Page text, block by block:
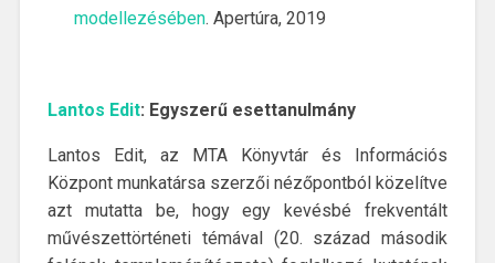
modellezésében. Apertúra, 2019
Lantos Edit: Egyszerű esettanulmány
Lantos Edit, az MTA Könyvtár és Információs
Központ munkatársa szerzői nézőpontból közelítve
azt mutatta be, hogy egy kevésbé frekventált
művészettörténeti témával (20. század második